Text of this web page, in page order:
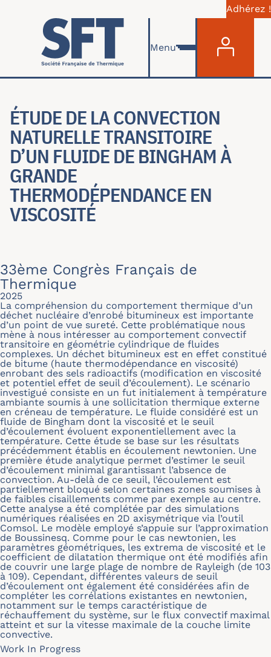
Aller au contenu principal
Adhérez !
Menu
ÉTUDE DE LA CONVECTION
NATURELLE TRANSITOIRE
D’UN FLUIDE DE BINGHAM À
GRANDE
THERMODÉPENDANCE EN
VISCOSITÉ
33ème Congrès Français de
Thermique
2025
La compréhension du comportement thermique d’un
déchet nucléaire d’enrobé bitumineux est importante
d’un point de vue sureté. Cette problématique nous
mène à nous intéresser au comportement convectif
transitoire en géométrie cylindrique de fluides
complexes. Un déchet bitumineux est en effet constitué
de bitume (haute thermodépendance en viscosité)
enrobant des sels radioactifs (modification en viscosité
et potentiel effet de seuil d’écoulement). Le scénario
investigué consiste en un fut initialement à température
ambiante soumis à une sollicitation thermique externe
en créneau de température. Le fluide considéré est un
fluide de Bingham dont la viscosité et le seuil
d’écoulement évoluent exponentiellement avec la
température. Cette étude se base sur les résultats
précédemment établis en écoulement newtonien. Une
première étude analytique permet d’estimer le seuil
d’écoulement minimal garantissant l’absence de
convection. Au-delà de ce seuil, l’écoulement est
partiellement bloqué selon certaines zones soumises à
de faibles cisaillements comme par exemple au centre.
Cette analyse a été complétée par des simulations
numériques réalisées en 2D axisymétrique via l’outil
Comsol. Le modèle employé s’appuie sur l’approximation
de Boussinesq. Comme pour le cas newtonien, les
paramètres géométriques, les extrema de viscosité et le
coefficient de dilatation thermique ont été modifiés afin
de couvrir une large plage de nombre de Rayleigh (de 103
à 109). Cependant, différentes valeurs de seuil
d’écoulement ont également été considérées afin de
compléter les corrélations existantes en newtonien,
notamment sur le temps caractéristique de
réchauffement du système, sur le flux convectif maximal
atteint et sur la vitesse maximale de la couche limite
convective.
Work In Progress